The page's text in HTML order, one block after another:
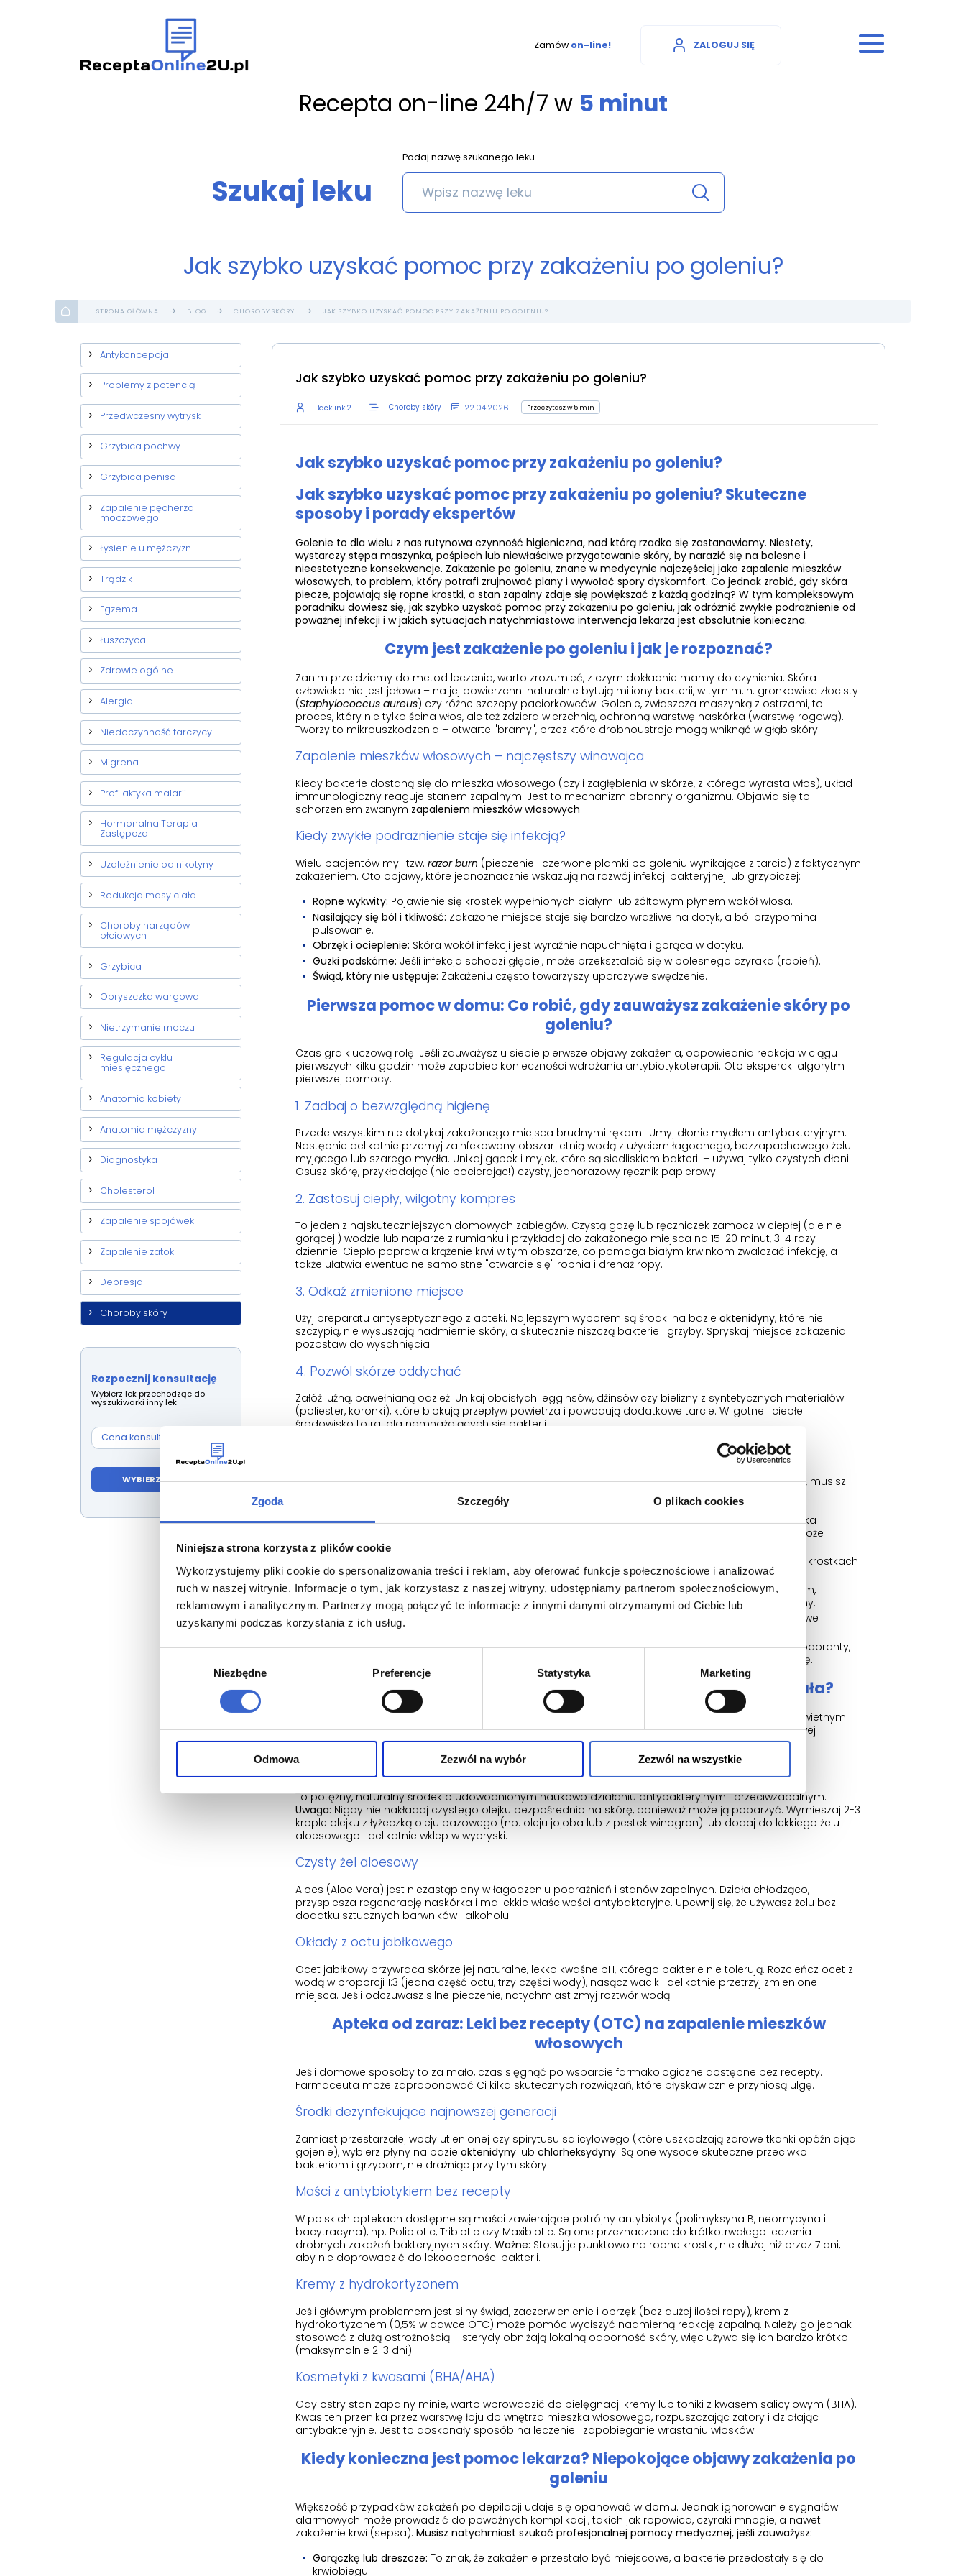
Zgoda Szczegóły O plikach cookies
Niniejsza strona korzysta z plików cookie
Wykorzystujemy pliki cookie do spersonalizowania treści i reklam, aby oferować funkcje społecznościowe i analizować
ruch w naszej witrynie. Informacje o tym, jak korzystasz z naszej witryny, udostępniamy partnerom społecznościowym,
reklamowym i analitycznym. Partnerzy mogą połączyć te informacje z innymi danymi otrzymanymi od Ciebie lub
uzyskanymi podczas korzystania z ich usług.
Niezbędne Preferencje Statystyka Marketing
Odmowa Zezwól na wybór Zezwól na wszystkie
Zamów on-line! ZALOGUJ SIĘ
Recepta on-line 24h/7 w 5 minut
Szukaj leku
Podaj nazwę szukanego leku
Jak szybko uzyskać pomoc przy zakażeniu po goleniu?
STRONA GŁÓWNA BLOG CHOROBY SKÓRY JAK SZYBKO UZYSKAĆ POMOC PRZY ZAKAŻENIU PO GOLENIU?
Antykoncepcja
Problemy z potencją
Przedwczesny wytrysk
Grzybica pochwy
Grzybica penisa
Zapalenie pęcherza
moczowego
Łysienie u mężczyzn
Trądzik
Egzema
Łuszczyca
Zdrowie ogólne
Alergia
Niedoczynność tarczycy
Migrena
Profilaktyka malarii
Hormonalna Terapia
Zastępcza
Uzależnienie od nikotyny
Redukcja masy ciała
Choroby narządów
płciowych
Grzybica
Opryszczka wargowa
Nietrzymanie moczu
Regulacja cyklu
miesięcznego
Anatomia kobiety
Anatomia mężczyzny
Diagnostyka
Cholesterol
Zapalenie spojówek
Zapalenie zatok
Depresja
Choroby skóry
Rozpocznij konsultację
Wybierz lek przechodząc do
wyszukiwarki inny lek
Cena konsultacji:
WYBIERZ INNY LEK
Jak szybko uzyskać pomoc przy zakażeniu po goleniu?
Backlink 2 Choroby skóry 22.04.2026 Przeczytasz w 5 min
Jak szybko uzyskać pomoc przy zakażeniu po goleniu?
Jak szybko uzyskać pomoc przy zakażeniu po goleniu? Skuteczne
sposoby i porady ekspertów
Golenie to dla wielu z nas rutynowa czynność higieniczna, nad którą rzadko się zastanawiamy. Niestety,
wystarczy stępa maszynka, pośpiech lub niewłaściwe przygotowanie skóry, by narazić się na bolesne i
nieestetyczne konsekwencje. Zakażenie po goleniu, znane w medycynie najczęściej jako zapalenie mieszków
włosowych, to problem, który potrafi zrujnować plany i wywołać spory dyskomfort. Co jednak zrobić, gdy skóra
piecze, pojawiają się ropne krostki, a stan zapalny zdaje się powiększać z każdą godziną? W tym kompleksowym
poradniku dowiesz się, jak szybko uzyskać pomoc przy zakażeniu po goleniu, jak odróżnić zwykłe podrażnienie od
poważnej infekcji i w jakich sytuacjach natychmiastowa interwencja lekarza jest absolutnie konieczna.
Czym jest zakażenie po goleniu i jak je rozpoznać?
Zanim przejdziemy do metod leczenia, warto zrozumieć, z czym dokładnie mamy do czynienia. Skóra
człowieka nie jest jałowa – na jej powierzchni naturalnie bytują miliony bakterii, w tym m.in. gronkowiec złocisty
(Staphylococcus aureus) czy różne szczepy paciorkowców. Golenie, zwłaszcza maszynką z ostrzami, to
proces, który nie tylko ścina włos, ale też zdziera wierzchnią, ochronną warstwę naskórka (warstwę rogową).
Tworzy to mikrouszkodzenia – otwarte "bramy", przez które drobnoustroje mogą wniknąć w głąb skóry.
Zapalenie mieszków włosowych – najczęstszy winowajca
Kiedy bakterie dostaną się do mieszka włosowego (czyli zagłębienia w skórze, z którego wyrasta włos), układ
immunologiczny reaguje stanem zapalnym. Jest to mechanizm obronny organizmu. Objawia się to
schorzeniem zwanym zapaleniem mieszków włosowych.
Kiedy zwykłe podrażnienie staje się infekcją?
Wielu pacjentów myli tzw. razor burn (pieczenie i czerwone plamki po goleniu wynikające z tarcia) z faktycznym
zakażeniem. Oto objawy, które jednoznacznie wskazują na rozwój infekcji bakteryjnej lub grzybiczej:
Ropne wykwity: Pojawienie się krostek wypełnionych białym lub żółtawym płynem wokół włosa.
Nasilający się ból i tkliwość: Zakażone miejsce staje się bardzo wrażliwe na dotyk, a ból przypomina
pulsowanie.
Obrzęk i ocieplenie: Skóra wokół infekcji jest wyraźnie napuchnięta i gorąca w dotyku.
Guzki podskórne: Jeśli infekcja schodzi głębiej, może przekształcić się w bolesnego czyraka (ropień).
Świąd, który nie ustępuje: Zakażeniu często towarzyszy uporczywe swędzenie.
Pierwsza pomoc w domu: Co robić, gdy zauważysz zakażenie skóry po
goleniu?
Czas gra kluczową rolę. Jeśli zauważysz u siebie pierwsze objawy zakażenia, odpowiednia reakcja w ciągu
pierwszych kilku godzin może zapobiec konieczności wdrażania antybiotykoterapii. Oto ekspercki algorytm
pierwszej pomocy:
1. Zadbaj o bezwzględną higienę
Przede wszystkim nie dotykaj zakażonego miejsca brudnymi rękami! Umyj dłonie mydłem antybakteryjnym.
Następnie delikatnie przemyj zainfekowany obszar letnią wodą z użyciem łagodnego, bezzapachowego żelu
myjącego lub szarego mydła. Unikaj gąbek i myjek, które są siedliskiem bakterii – używaj tylko czystych dłoni.
Osusz skórę, przykładając (nie pocierając!) czysty, jednorazowy ręcznik papierowy.
2. Zastosuj ciepły, wilgotny kompres
To jeden z najskuteczniejszych domowych zabiegów. Czystą gazę lub ręczniczek zamocz w ciepłej (ale nie
gorącej!) wodzie lub naparze z rumianku i przykładaj do zakażonego miejsca na 15-20 minut, 3-4 razy
dziennie. Ciepło poprawia krążenie krwi w tym obszarze, co pomaga białym krwinkom zwalczać infekcję, a
także ułatwia ewentualne samoistne "otwarcie się" ropnia i drenaż ropy.
3. Odkaź zmienione miejsce
Użyj preparatu antyseptycznego z apteki. Najlepszym wyborem są środki na bazie oktenidyny, które nie
szczypią, nie wysuszają nadmiernie skóry, a skutecznie niszczą bakterie i grzyby. Spryskaj miejsce zakażenia i
pozostaw do wyschnięcia.
4. Pozwól skórze oddychać
Załóż luźną, bawełnianą odzież. Unikaj obcisłych legginsów, dżinsów czy bielizny z syntetycznych materiałów
(poliester, koronki), które blokują przepływ powietrza i powodują dodatkowe tarcie. Wilgotne i ciepłe
środowisko to raj dla namnażających się bakterii.
Czego BEZWZGLĘDNIE unikać przy infekcji po goleniu?
Wielu pacjentów pogarsza swój stan poprzez niewłaściwe nawyki. Aby szybko pozbyć się problemu, musisz
wystrzegać się następujących błędów:
Wyciskanie krostek i przebijanie ropni:To najczęstszy błąd! Wyciskanie powoduje pęknięcie mieszka
włosowego pod skórą, co rozsiewa bakterie do głębszych tkanek, a w skrajnych przypadkach może
prowadzić do zakażenia ogólnoustrojowego lub powstania trwałych blizn i przebarwień.
Musisz zrobić przerwę od depilacji zmienionego chorobowo obszaru. Golenie po krostkach
to gwarancja rozniesienia bakterii na całą nogę, twarz czy strefę bikini.
Używanie peelingów mechanicznych:Choć peeling zapobiega wrastaniu włosków przed goleniem,
zastosowanie go na aktywną infekcję dosłownie zedrze zakażony naskórek i rozsieje stan zapalny.
Stosowanie tłustych kremów i oliwek:
Zatykają one ujścia mieszków włosowych, tworząc beztlenowe
środowisko, w którym niektóre bakterie doskonale się namnażają.
Dezodoranty i perfumy:Jeśli infekcja dotyczy pach, kategorycznie odstaw antyperspiranty i dezodoranty,
zwłaszcza te na bazie alkoholu lub soli aluminium, które drastycznie podrażnią uszkodzoną skórę.
Domowe sposoby na zakażenie po goleniu – co naprawdę działa?
Oprócz wspomnianych ciepłych kompresów, medycyna naturalna i domowe metody mogą być świetnym
wsparciem (choć nie zastąpią leków w ciężkich przypadkach). Co polecają dermatolodzy z domowej
apteczki?
To potężny, naturalny środek o udowodnionym naukowo działaniu antybakteryjnym i przeciwzapalnym.
Uwaga: Nigdy nie nakładaj czystego olejku bezpośrednio na skórę, ponieważ może ją poparzyć. Wymieszaj 2-3
krople olejku z łyżeczką oleju bazowego (np. oleju jojoba lub z pestek winogron) lub dodaj do lekkiego żelu
aloesowego i delikatnie wklep w wypryski.
Czysty żel aloesowy
Aloes (Aloe Vera) jest niezastąpiony w łagodzeniu podrażnień i stanów zapalnych. Działa chłodząco,
przyspiesza regenerację naskórka i ma lekkie właściwości antybakteryjne. Upewnij się, że używasz żelu bez
dodatku sztucznych barwników i alkoholu.
Okłady z octu jabłkowego
Ocet jabłkowy przywraca skórze jej naturalne, lekko kwaśne pH, którego bakterie nie tolerują. Rozcieńcz ocet z
wodą w proporcji 1:3 (jedna część octu, trzy części wody), nasącz wacik i delikatnie przetrzyj zmienione
miejsca. Jeśli odczuwasz silne pieczenie, natychmiast zmyj roztwór wodą.
Apteka od zaraz: Leki bez recepty (OTC) na zapalenie mieszków
włosowych
Jeśli domowe sposoby to za mało, czas sięgnąć po wsparcie farmakologiczne dostępne bez recepty.
Farmaceuta może zaproponować Ci kilka skutecznych rozwiązań, które błyskawicznie przyniosą ulgę.
Środki dezynfekujące najnowszej generacji
Zamiast przestarzałej wody utlenionej czy spirytusu salicylowego (które uszkadzają zdrowe tkanki opóźniając
gojenie), wybierz płyny na bazie oktenidynylub chlorheksydyny. Są one wysoce skuteczne przeciwko
bakteriom i grzybom, nie drażniąc przy tym skóry.
Maści z antybiotykiem bez recepty
W polskich aptekach dostępne są maści zawierające potrójny antybiotyk (polimyksyna B, neomycyna i
bacytracyna), np. Polibiotic, Tribiotic czy Maxibiotic. Są one przeznaczone do krótkotrwałego leczenia
drobnych zakażeń bakteryjnych skóry. Ważne: Stosuj je punktowo na ropne krostki, nie dłużej niż przez 7 dni,
aby nie doprowadzić do lekooporności bakterii.
Kremy z hydrokortyzonem
Jeśli głównym problemem jest silny świąd, zaczerwienienie i obrzęk (bez dużej ilości ropy), krem z
hydrokortyzonem (0,5% w dawce OTC) może pomóc wyciszyć nadmierną reakcję zapalną. Należy go jednak
stosować z dużą ostrożnością – sterydy obniżają lokalną odporność skóry, więc używa się ich bardzo krótko
(maksymalnie 2-3 dni).
Kosmetyki z kwasami (BHA/AHA)
Gdy ostry stan zapalny minie, warto wprowadzić do pielęgnacji kremy lub toniki z kwasem salicylowym (BHA).
Kwas ten przenika przez warstwę łoju do wnętrza mieszka włosowego, rozpuszczając zatory i działając
antybakteryjnie. Jest to doskonały sposób na leczenie i zapobieganie wrastaniu włosków.
Kiedy konieczna jest pomoc lekarza? Niepokojące objawy zakażenia po
goleniu
Większość przypadków zakażeń po depilacji udaje się opanować w domu. Jednak ignorowanie sygnałów
alarmowych może prowadzić do poważnych komplikacji, takich jak ropowica, czyraki mnogie, a nawet
zakażenie krwi (sepsa). Musisz natychmiast szukać profesjonalnej pomocy medycznej, jeśli zauważysz:
Gorączkę lub dreszcze: To znak, że zakażenie przestało być miejscowe, a bakterie przedostały się do
krwiobiegu.